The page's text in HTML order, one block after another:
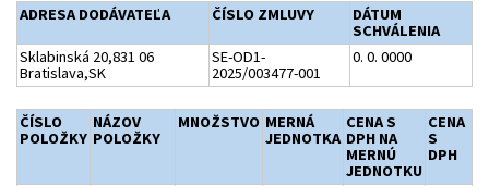
ADRESA DODÁVATEĽA ČÍSLO ZMLUVY
DÁTUM
SCHVÁLENIA
Sklabinská 20,831 06
Bratislava,SK
SE-OD1-
2025/003477-001
0. 0. 0000
ČÍSLO
POLOŽKY
NÁZOV
POLOŽKY
MNOŽSTVO MERNÁ
JEDNOTKA
CENA S
DPH NA
MERNÚ
JEDNOTKU
CENA
S
DPH